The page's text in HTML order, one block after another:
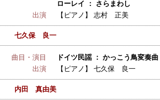
ローレイ ： さらまわし
出演
【ピアノ】 志村 正美
七久保 良一
曲目・演目
ドイツ民謡 ： かっこう鳥変奏曲
出演
【ピアノ】 七久保 良一
内田 真由美